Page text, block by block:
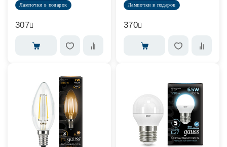
Лампочки в подарок
307
Лампочки в подарок
370